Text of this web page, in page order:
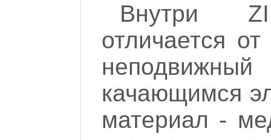
Внутри
отличается
качающимся
материал -